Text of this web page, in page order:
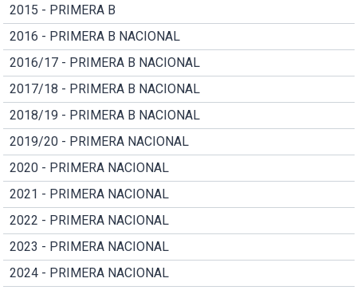
2015 - PRIMERA B
2016 - PRIMERA B NACIONAL
2016/17 - PRIMERA B NACIONAL
2017/18 - PRIMERA B NACIONAL
2018/19 - PRIMERA B NACIONAL
2019/20 - PRIMERA NACIONAL
2020 - PRIMERA NACIONAL
2021 - PRIMERA NACIONAL
2022 - PRIMERA NACIONAL
2023 - PRIMERA NACIONAL
2024 - PRIMERA NACIONAL